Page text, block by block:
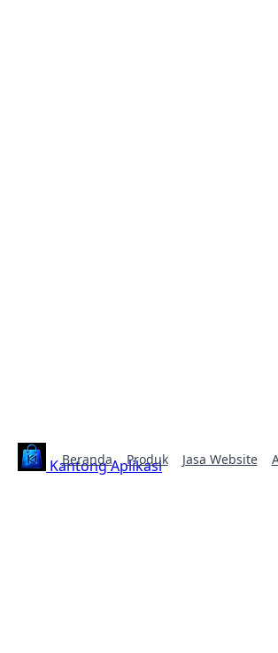
Kantong Aplikasi
Beranda Produk Jasa Website